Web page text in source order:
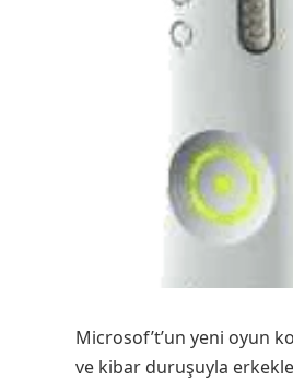
Microsof’t’un yeni oyun
ve kibar duruşuyla